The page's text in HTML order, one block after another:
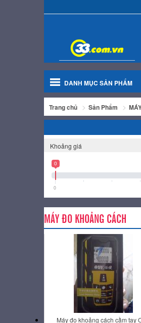
DANH MỤC SẢN PHẨM
Trang chủ Sản Phẩm
Khoảng giá
0
0
MÁY ĐO KHOẢNG CÁCH
Máy đo khoảng cách cầm tay